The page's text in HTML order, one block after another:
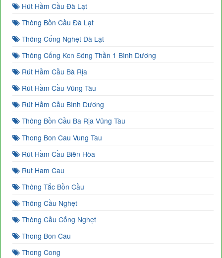
Hút Hầm Cầu Đà Lạt
Thông Bồn Cầu Đà Lạt
Thông Cống Nghẹt Đà Lạt
Thông Cống Kcn Sóng Thần 1 Bình Dương
Rút Hầm Cầu Bà Rịa
Rút Hầm Cầu Vũng Tàu
Rút Hầm Cầu Bình Dương
Thông Bồn Cầu Ba Rịa Vũng Tàu
Thong Bon Cau Vung Tau
Rút Hầm Cầu Biên Hòa
Rut Ham Cau
Thông Tắc Bồn Cầu
Thông Cầu Nghẹt
Thông Cầu Cống Nghẹt
Thong Bon Cau
Thong Cong